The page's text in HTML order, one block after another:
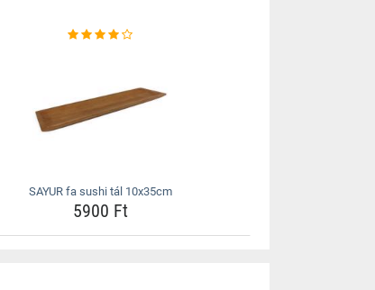
SAYUR fa sushi tál 10x35cm
5900 Ft